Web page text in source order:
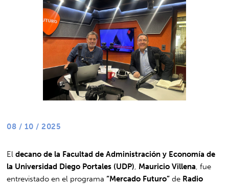
08 / 10 / 2025
Eldecano de la Facultad de Administración y Economía de
la Universidad Diego Portales (UDP) Mauricio Villena , fue
entrevistado en el programa“Mercado Futuro” de Radio